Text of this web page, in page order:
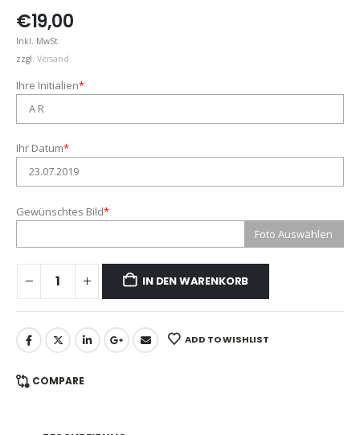
€19,00
Inkl. MwSt.
zzgl. Versand
Ihre Initialien*
Ihr Datum*
Gewünschtes Bild*
Foto Auswählen
IN DEN WARENKORB
ADD TO WISHLIST
COMPARE